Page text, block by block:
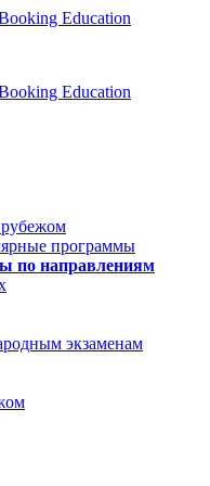
рубежом
программы
по направлениям
экзаменам